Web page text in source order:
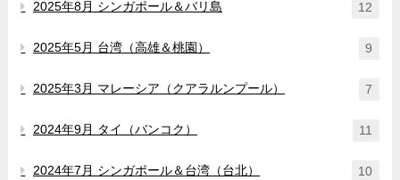
2025年8月 シンガポール＆バリ島 12
2025年5月 台湾（高雄＆桃園） 9
2025年3月 マレーシア（クアラルンプール） 7
2024年9月 タイ（バンコク） 11
2024年7月 シンガポール＆台湾（台北） 10